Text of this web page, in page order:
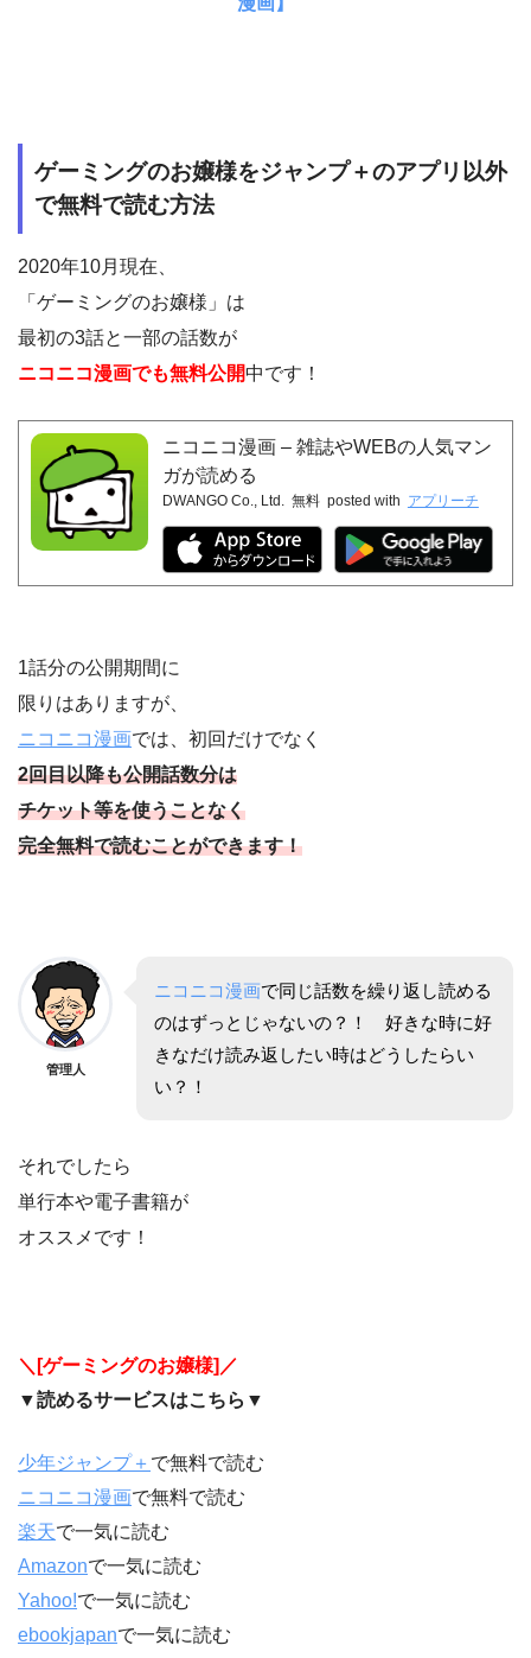
ゲーミングのお嬢様をジャンプ＋のアプリ以外
で無料で読む方法
2020年10月現在、
「ゲーミングのお嬢様」は
最初の3話と一部の話数が
ニコニコ漫画でも無料公開中です！
ニコニコ漫画 – 雑誌やWEBの人気マン
ガが読める
DWANGO Co., Ltd. 無料 posted with アプリーチ
1話分の公開期間に
限りはありますが、
ニコニコ漫画では、初回だけでなく
2回目以降も公開話数分は
チケット等を使うことなく
完全無料で読むことができます！
管理人
ニコニコ漫画で同じ話数を繰り返し読める
のはずっとじゃないの？！ 好きな時に好
きなだけ読み返したい時はどうしたらい
い？！
それでしたら
単行本や電子書籍が
オススメです！
＼[ゲーミングのお嬢様]／
▼読めるサービスはこちら▼
少年ジャンプ＋ で無料で読む
ニコニコ漫画で無料で読む
楽天で一気に読む
Amazonで一気に読む
Yahoo!で一気に読む
ebookjapanで一気に読む